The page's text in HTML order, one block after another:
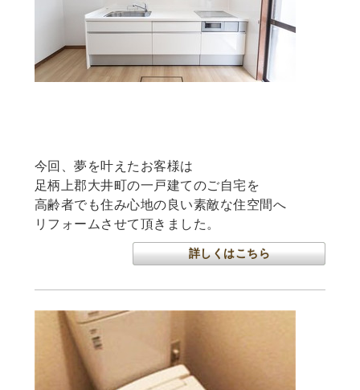
今回、夢を叶えたお客様は
足柄上郡大井町の一戸建てのご自宅を
高齢者でも住み心地の良い素敵な住空間へ
リフォームさせて頂きました。
詳しくはこちら